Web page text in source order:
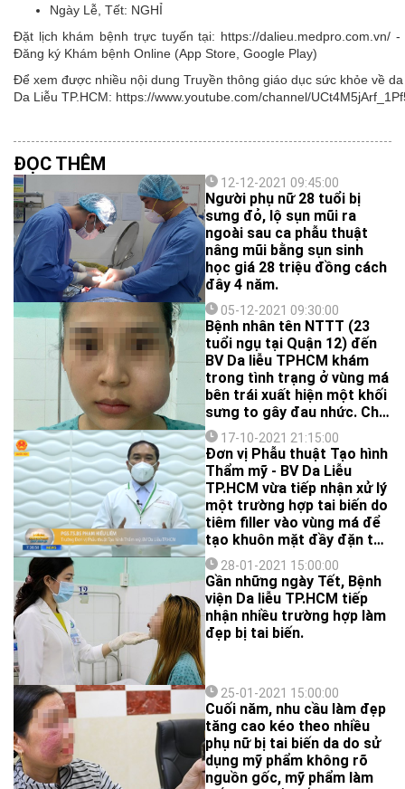
Ngày Lễ, Tết: NGHỈ
Đặt lịch khám bệnh trực tuyến tại: https://dalieu.medpro.com.vn/
Đăng ký Khám bệnh Online (App Store, Google Play)
Để xem được nhiều nội dung Truyền thông giáo dục sức khỏe về
Da Liễu TP.HCM: https://www.youtube.com/channel/
ĐỌC THÊM
12-12-2021 09:45:00
Người phụ nữ 28 tuổi bị
sưng đỏ, lộ sụn mũi ra
ngoài sau ca phẫu thuật
nâng mũi bằng sụn sinh
học giá 28 triệu đồng cách
đây 4 năm.
05-12-2021 09:30:00
Bệnh nhân tên NTTT (23
tuổi ngụ tại Quận 12) đến
BV Da liễu TPHCM khám
trong tình trạng ở vùng má
bên trái xuất hiện một khối
sưng to gây đau nhức. Chia
sẻ với bác sĩ, chị T. cho biết
cách đây khoảng 5 tháng,
do má bị hóp và mong
muốn có khuôn mặt đầy
đặn hơn nên chị đã tìm hiểu
và liên hệ đến một cơ sở
thẩm mỹ tại quận Phú
Nhuận.
17-10-2021 21:15:00
Đơn vị Phẫu thuật Tạo hình
Thẩm mỹ - BV Da Liễu
TP.HCM vừa tiếp nhận xử lý
một trường hợp tai biến do
tiêm filler vào vùng má để
tạo khuôn mặt đầy đặn tại
một cơ sở spa. 5 tháng sau
tiêm, vùng má trái sưng to,
đau nhức… Kết quả siêu âm
cho thấy có ổ dịch vùng má
trái dẫn đến áp xe.
28-01-2021 15:00:00
Gần những ngày Tết, Bệnh
viện Da liễu TP.HCM tiếp
nhận nhiều trường hợp làm
đẹp bị tai biến.
25-01-2021 15:00:00
Cuối năm, nhu cầu làm đẹp
tăng cao kéo theo nhiều
phụ nữ bị tai biến da do sử
dụng mỹ phẩm không rõ
nguồn gốc, mỹ phẩm làm